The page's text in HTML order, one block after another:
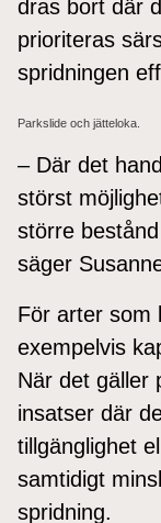
dras bort där
prioriteras
spridningen
Parkslide och jätteloka.
– Där det
störst
större
säger
För arter som
exempelvis
När det gäller
insatser där
tillgänglighet
samtidigt
spridning.